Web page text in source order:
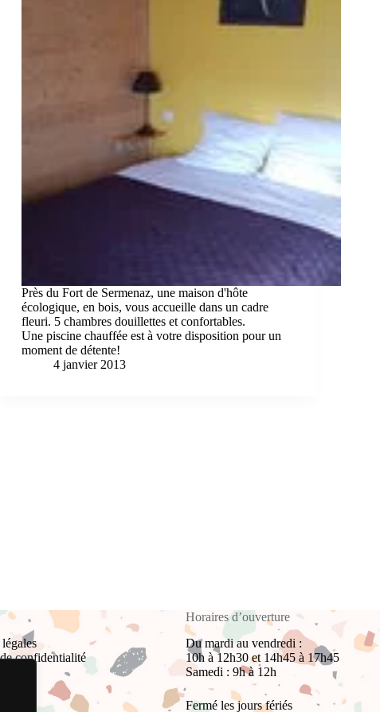
Près du Fort de Sermenaz, une maison d'hôte
écologique, en bois, vous accueille dans un cadre
fleuri. 5 chambres douillettes et confortables.
Une piscine chauffée est à votre disposition pour un
moment de détente!
4 janvier 2013
confidentialité
Horaires d’ouverture
Du mardi au vendredi :
10h à 12h30 et 14h45 à 17h45
Samedi : 9h à 12h
Fermé les jours fériés